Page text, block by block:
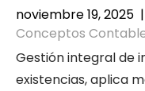
noviembre 19, 2025 |
Conceptos
Gestión integral de
existencias, aplica